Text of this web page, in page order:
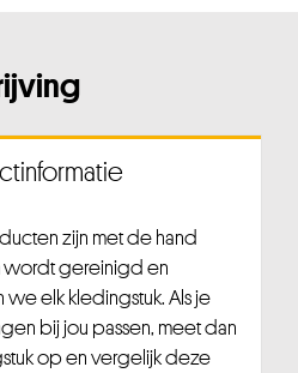
zijn met de hand
wordt gereinigd en
elk kledingstuk. Als je
bij jou passen, meet dan
op en vergelijk deze